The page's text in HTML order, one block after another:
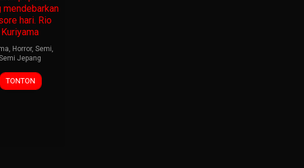
mendebarkan
hari. Rio
Kuriyama
, Horror, Semi,
Jepang
TONTON